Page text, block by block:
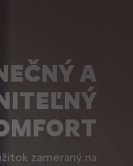
A
zameraný na